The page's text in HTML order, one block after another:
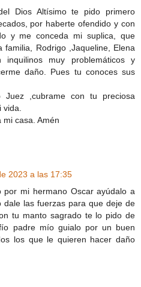
Dios Altísimo te pido primero
por haberte ofendido y con
y me conceda mi suplica, que
Rodrigo ,Jaqueline, Elena
inquilinos muy problemáticos y
daño. Pues tu conoces sus
Juez ,cubrame con tu preciosa
mi casa. Amén
2023 a las 17:35
por mi hermano Oscar ayúdalo a
las fuerzas para que deje de
tu manto sagrado te lo pido de
padre mío guialo por un buen
los que le quieren hacer daño